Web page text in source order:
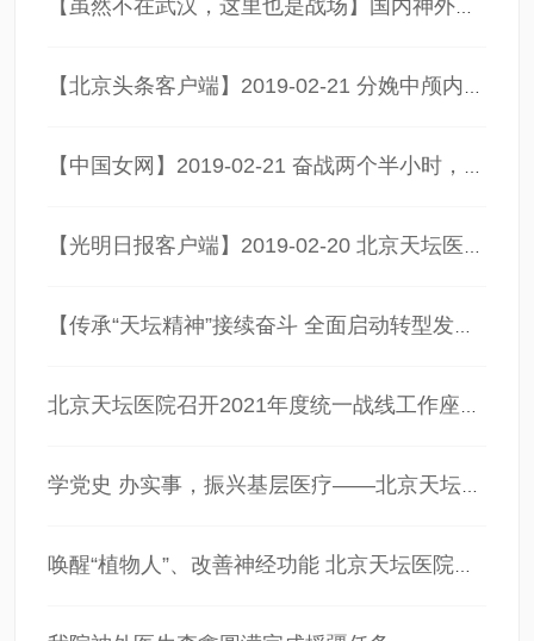
【虽然不在武汉，这里也是战场】国内神外顶尖“大咖”在行动：为了“抗疫”一线的战友
【传承“天坛精神”接续奋斗 全面启动转型发展】 —北京天坛医院举行2022年工作部署会暨医院终身成就奖颁授仪式
学党史 办实事，振兴基层医疗——北京天坛医院院士、专家革命老区黄冈行